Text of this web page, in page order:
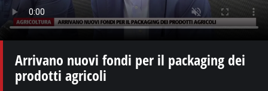
Arrivano nuovi fondi per il packaging dei
prodotti agricoli